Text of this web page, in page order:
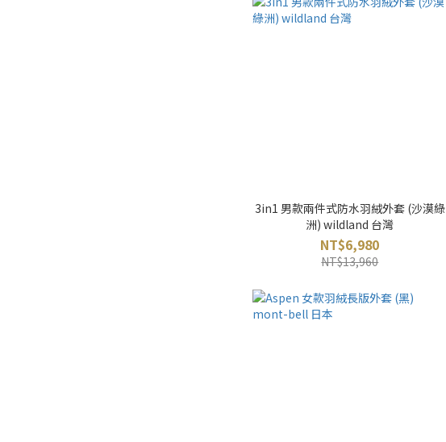
3in1 男款兩件式防水羽絨外套 (沙漠綠
洲) wildland 台灣
NT$6,980
NT$13,960